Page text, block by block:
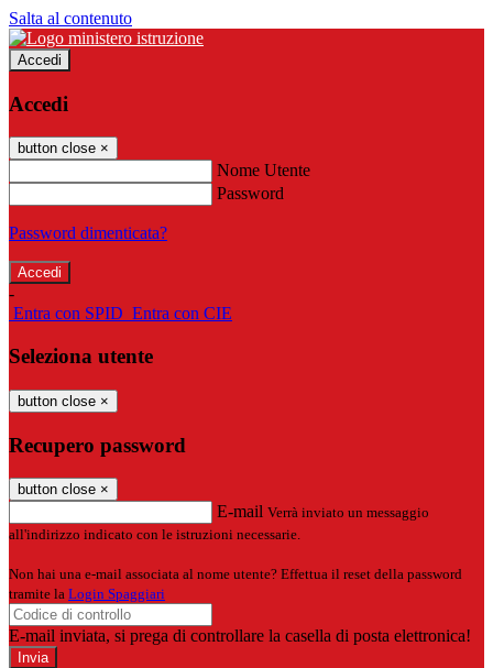
Salta al contenuto
Accedi
Accedi
button close ×
Nome Utente
Password
Password dimenticata?
-
Entra con SPID Entra con CIE
Seleziona utente
button close ×
Recupero password
button close ×
E-mail Verrà inviato un messaggio
all'indirizzo indicato con le istruzioni necessarie.
Non hai una e-mail associata al nome utente? Effettua il reset della password
tramite la Login Spaggiari
E-mail inviata, si prega di controllare la casella di posta elettronica!